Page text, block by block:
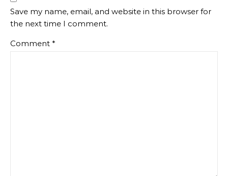
Save my name, email, and website in this browser for
the next time I comment.
Comment *